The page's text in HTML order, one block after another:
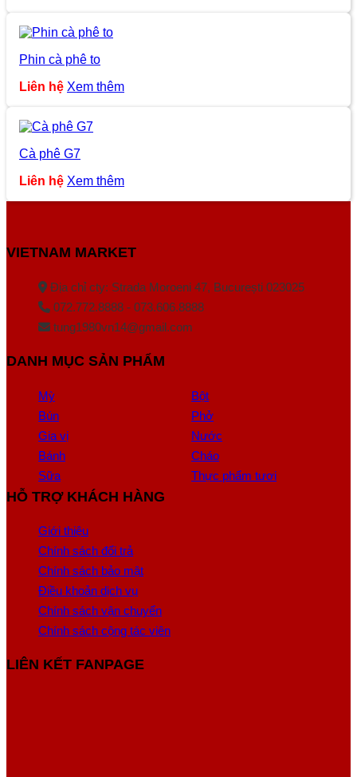
Phin cà phê to
Liên hệ Xem thêm
Cà phê G7
Liên hệ Xem thêm
VIETNAM MARKET
Địa chỉ cty: Strada Moroeni 47, București 023025
072.772.8888 - 073.606.8888
tung1980vn14@gmail.com
DANH MỤC SẢN PHẨM
Mỳ
Bột
Bún
Phở
Gia vị
Nước
Bánh
Cháo
Sữa
Thực phẩm tươi
HỖ TRỢ KHÁCH HÀNG
Giới thiệu
Chính sách đổi trả
Chính sách bảo mật
Điều khoản dịch vụ
Chính sách vận chuyển
Chính sách cộng tác viên
LIÊN KẾT FANPAGE